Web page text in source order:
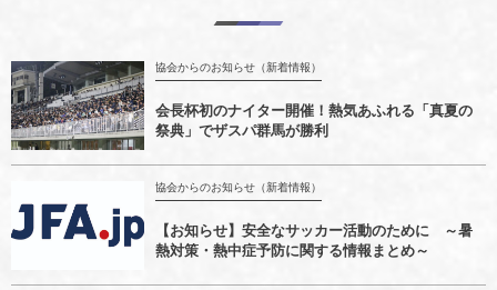
協会からのお知らせ（新着情報）
会長杯初のナイター開催！熱気あふれる「真夏の
祭典」でザスパ群馬が勝利
協会からのお知らせ（新着情報）
【お知らせ】安全なサッカー活動のために ～暑
熱対策・熱中症予防に関する情報まとめ～